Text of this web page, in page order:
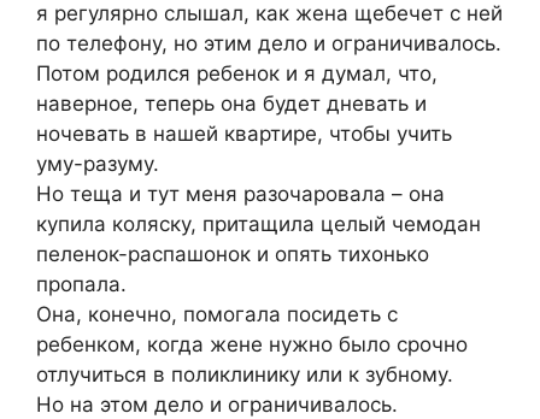
я регулярно слышал, как жена щебечет с ней
по телефону, но этим дело и ограничивалось.
Потом родился ребенок и я думал, что,
наверное, теперь она будет дневать и
ночевать в нашей квартире, чтобы учить
уму-разуму.
Но теща и тут меня разочаровала – она
купила коляску, притащила целый чемодан
пеленок-распашонок и опять тихонько
пропала.
Она, конечно, помогала посидеть с
ребенком, когда жене нужно было срочно
отлучиться в поликлинику или к зубному.
Но на этом дело и ограничивалось.